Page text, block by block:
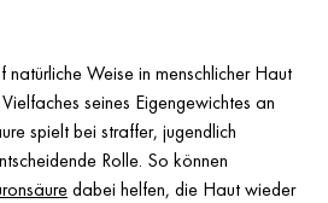
natürliche Weise in menschlicher Haut
seines Eigengewichtes an
spielt bei straffer, jugendlich
Rolle. So können
dabei helfen, die Haut wieder